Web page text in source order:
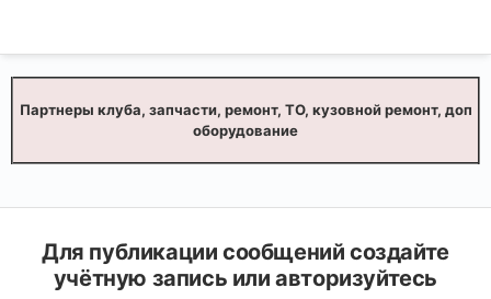
Партнеры клуба, запчасти, ремонт, ТО, кузовной ремонт, доп
оборудование
Для публикации сообщений создайте
учётную запись или авторизуйтесь